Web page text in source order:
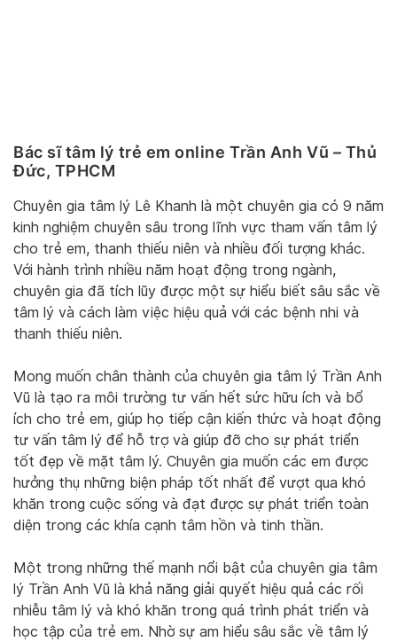
Bác sĩ tâm lý trẻ em online Trần Anh Vũ – Thủ
Đức, TPHCM
Chuyên gia tâm lý Lê Khanh là một chuyên gia có 9 năm
kinh nghiệm chuyên sâu trong lĩnh vực tham vấn tâm lý
cho trẻ em, thanh thiếu niên và nhiều đối tượng khác.
Với hành trình nhiều năm hoạt động trong ngành,
chuyên gia đã tích lũy được một sự hiểu biết sâu sắc về
tâm lý và cách làm việc hiệu quả với các bệnh nhi và
thanh thiếu niên.
Mong muốn chân thành của chuyên gia tâm lý Trần Anh
Vũ là tạo ra môi trường tư vấn hết sức hữu ích và bổ
ích cho trẻ em, giúp họ tiếp cận kiến thức và hoạt động
tư vấn tâm lý để hỗ trợ và giúp đỡ cho sự phát triển
tốt đẹp về mặt tâm lý. Chuyên gia muốn các em được
hưởng thụ những biện pháp tốt nhất để vượt qua khó
khăn trong cuộc sống và đạt được sự phát triển toàn
diện trong các khía cạnh tâm hồn và tinh thần.
Một trong những thế mạnh nổi bật của chuyên gia tâm
lý Trần Anh Vũ là khả năng giải quyết hiệu quả các rối
nhiễu tâm lý và khó khăn trong quá trình phát triển và
học tập của trẻ em. Nhờ sự am hiểu sâu sắc về tâm lý